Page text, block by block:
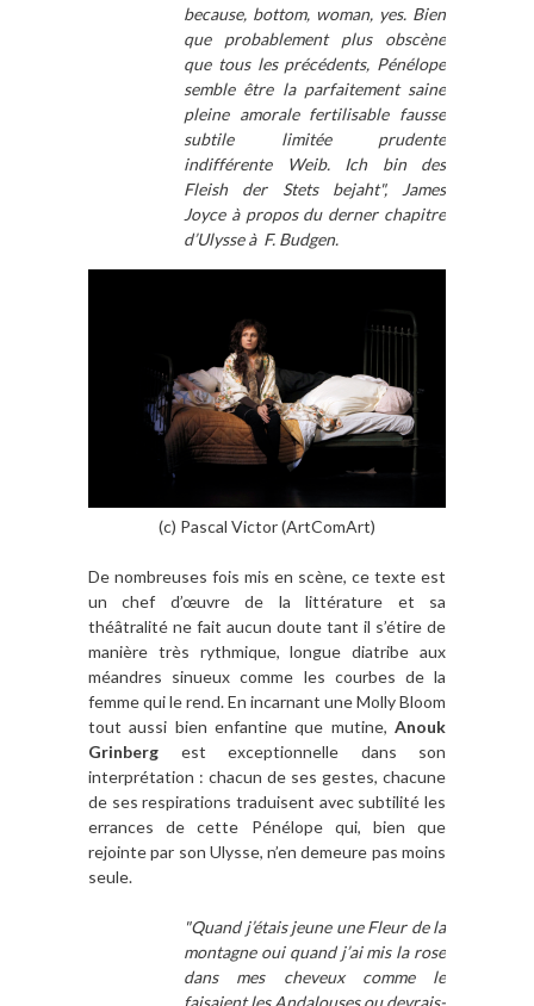
because, bottom, woman, yes. Bien
que probablement plus obscène
que tous les précédents, Pénélope
semble être la parfaitement saine
pleine amorale fertilisable fausse
subtile limitée prudente
indifférente Weib. Ich bin des
Fleish der Stets bejaht", James
Joyce à propos du derner chapitre
d’Ulysse à F. Budgen.
(c) Pascal Victor (ArtComArt)
De nombreuses fois mis en scène, ce texte est
un chef d’œuvre de la littérature et sa
théâtralité ne fait aucun doute tant il s’étire de
manière très rythmique, longue diatribe aux
méandres sinueux comme les courbes de la
femme qui le rend. En incarnant une Molly Bloom
tout aussi bien enfantine que mutine, Anouk
Grinberg est exceptionnelle dans son
interprétation : chacun de ses gestes, chacune
de ses respirations traduisent avec subtilité les
errances de cette Pénélope qui, bien que
rejointe par son Ulysse, n’en demeure pas moins
seule.
"Quand j’étais jeune une Fleur de la
montagne oui quand j’ai mis la rose
dans mes cheveux comme le
faisaient les Andalouses ou devrais-